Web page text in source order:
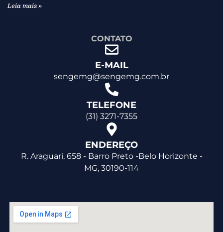
Leia mais »
CONTATO
E-MAIL
sengemg@sengemg.com.br
TELEFONE
(31) 3271-7355
ENDEREÇO
R. Araguari, 658 - Barro Preto -Belo Horizonte -
MG, 30190-114